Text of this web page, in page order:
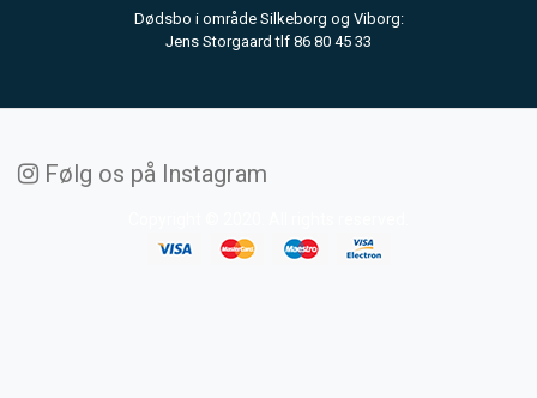
Dødsbo i område Silkeborg og Viborg:
Jens Storgaard tlf 86 80 45 33
Følg os på Instagram